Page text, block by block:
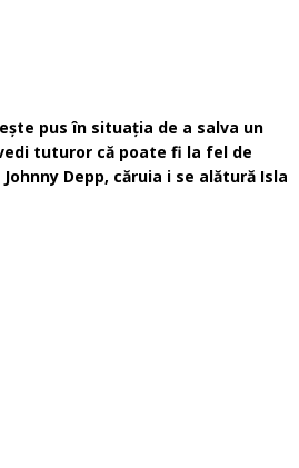
pus în situaţia de a salva un
tuturor că poate fi la fel de
Depp, căruia i se alătură Isla